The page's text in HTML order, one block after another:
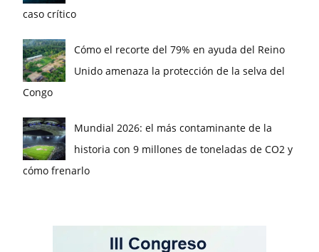
caso crítico
Cómo el recorte del 79% en ayuda del Reino
Unido amenaza la protección de la selva del
Congo
Mundial 2026: el más contaminante de la
historia con 9 millones de toneladas de CO2 y
cómo frenarlo